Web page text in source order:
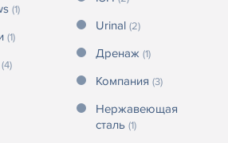
(1)
(1)
(4)
Urinal (2)
Дренаж (1)
Компания (3)
Нержавеющая
сталь (1)